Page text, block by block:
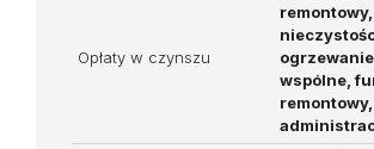
Opłaty w czynszu
wspólne,
remontowy,